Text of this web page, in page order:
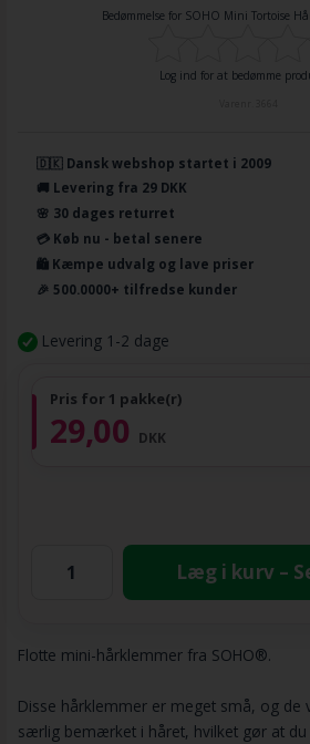
Bedømmelse for SOHO Mini Tortoise
Log ind for at bedømme
🇩🇰 Dansk webshop startet i 2009
🚚 Levering fra 29 DKK
🌸 30 dages returret
💳 Køb nu - betal senere
🛍️ Kæmpe udvalg og lave priser
🎉 500.0000+ tilfredse kunder
Levering 1-2 dage
Pris for 1 pakke(r)
29,00 DKK
Læg i kurv –
Flotte mini-hårklemmer fra SOHO®.
Disse hårklemmer er meget små, og de
særlig bemærket i håret, hvilket gør at